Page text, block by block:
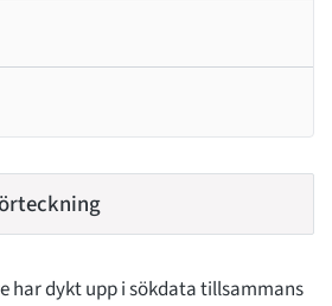
har dykt upp i sökdata tillsammans